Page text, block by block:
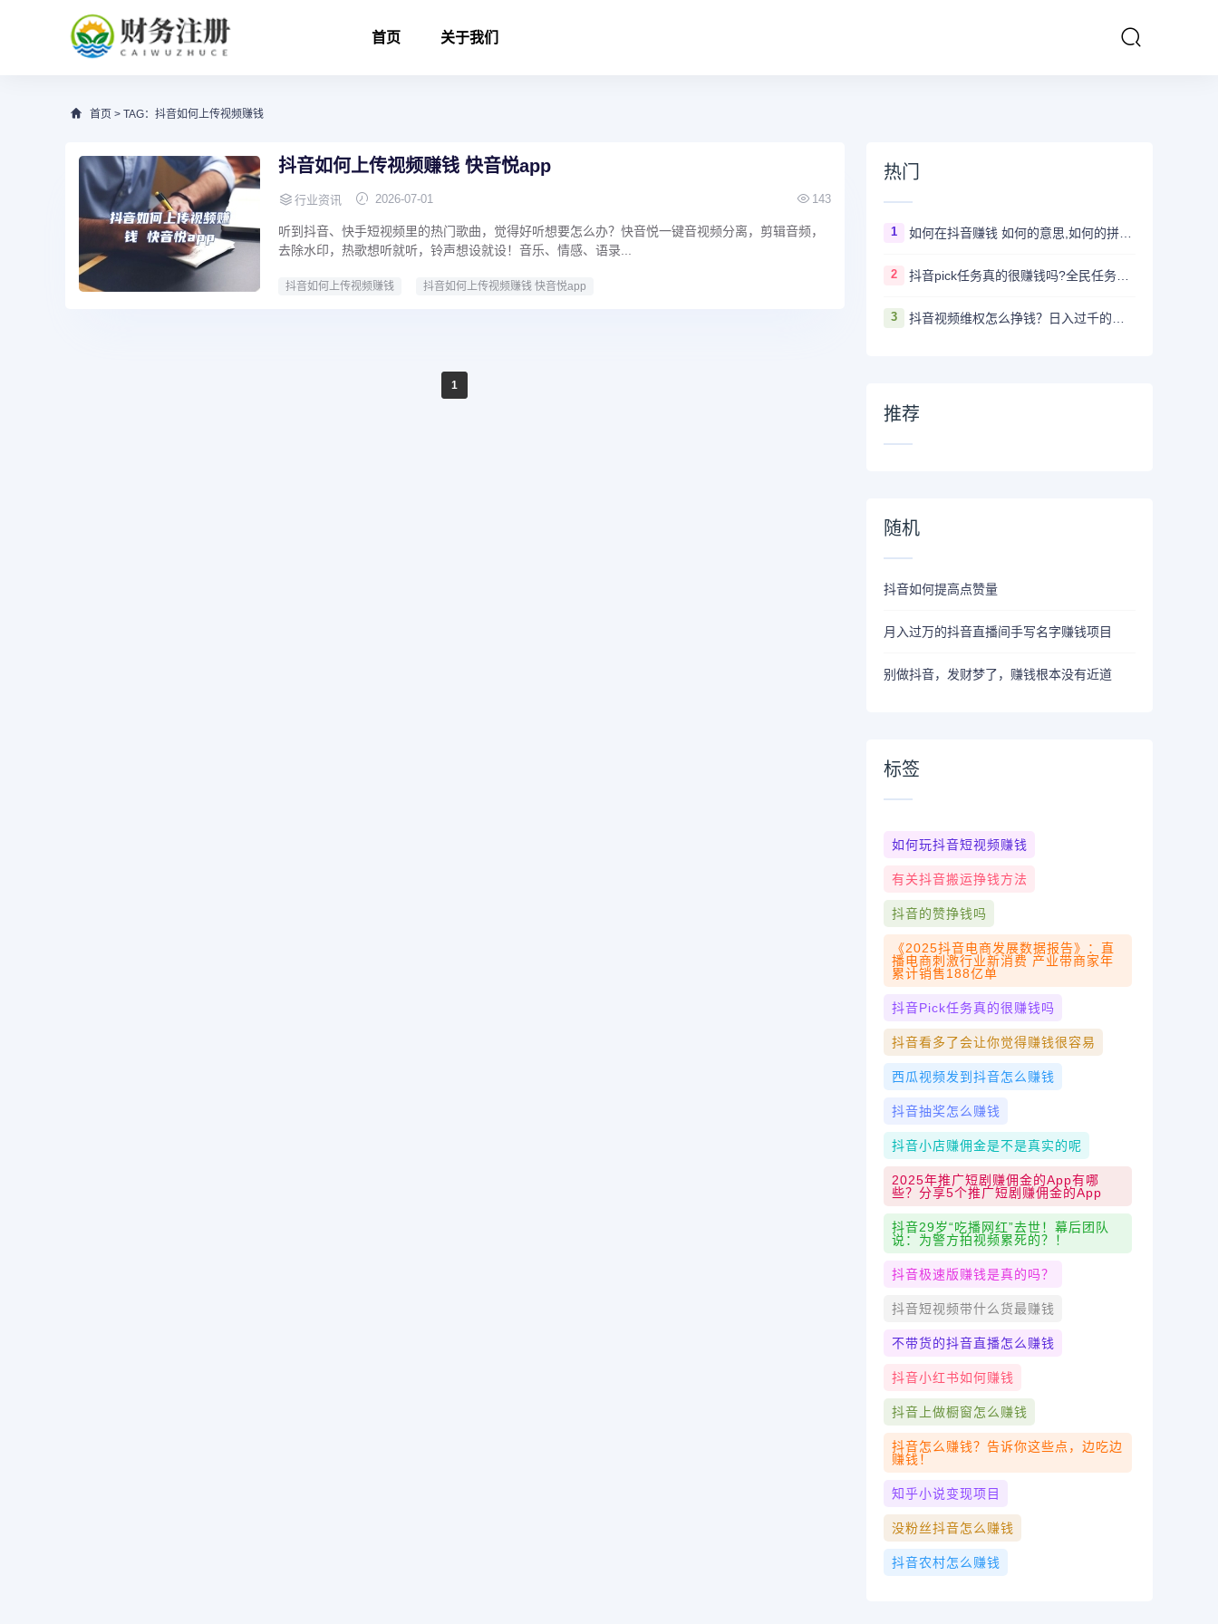
首页 关于我们
首页 > TAG：抖音如何上传视频赚钱
抖音如何上传视频赚钱 快音悦app
行业资讯 2026-07-01 143
听到抖音、快手短视频里的热门歌曲，觉得好听想要怎么办？快音悦一键音视频分离，剪辑音频，
去除水印，热歌想听就听，铃声想设就设！音乐、情感、语录...
抖音如何上传视频赚钱 抖音如何上传视频赚钱 快音悦app
1
热门
1 如何在抖音赚钱 如何的意思,如何的拼音、近义词、造句 - 汉语查
2 抖音pick任务真的很赚钱吗?全民任务赚钱是真的假的
3
推荐
随机
抖音如何提高点赞量
月入过万的抖音直播间手写名字赚钱项目
别做抖音，发财梦了，赚钱根本没有近道
标签
如何玩抖音短视频赚钱
有关抖音搬运挣钱方法
抖音的赞挣钱吗
《2025抖音电商发展数据报告》：直
播电商刺激行业新消费 产业带商家年
累计销售188亿单
抖音pick任务真的很赚钱吗
抖音看多了会让你觉得赚钱很容易
西瓜视频发到抖音怎么赚钱
抖音抽奖怎么赚钱
抖音小店赚佣金是不是真实的呢
2025年推广短剧赚佣金的app有哪
些？分享5个推广短剧赚佣金的app
抖音29岁“吃播网红”去世！幕后团队
说：为警方拍视频累死的？！
抖音极速版赚钱是真的吗？
抖音短视频带什么货最赚钱
不带货的抖音直播怎么赚钱
抖音小红书如何赚钱
抖音上做橱窗怎么赚钱
抖音怎么赚钱？告诉你这些点，边吃边
赚钱！
知乎小说变现项目
没粉丝抖音怎么赚钱
抖音农村怎么赚钱